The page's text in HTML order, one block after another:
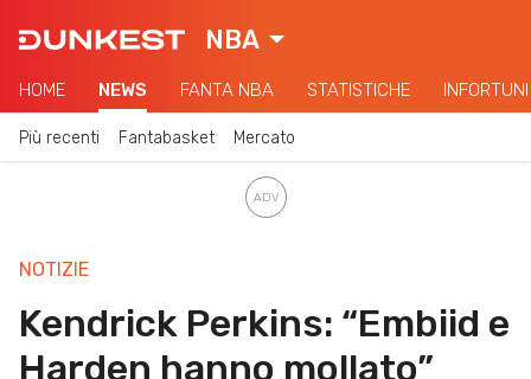
NBA
HOME NEWS FANTA NBA STATISTICHE INFORTUNI
Più recenti Fantabasket Mercato
NOTIZIE
Kendrick Perkins: “Embiid e
Harden hanno mollato”